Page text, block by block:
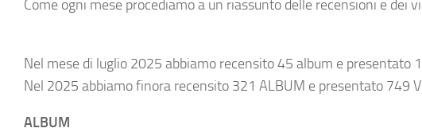
Come ogni mese procediamo a un riassunto delle recensioni e dei
Nel mese di luglio 2025 abbiamo recensito 45 album e presentato
Nel 2025 abbiamo finora recensito 321 ALBUM e presentato 749
ALBUM